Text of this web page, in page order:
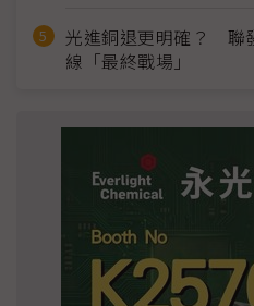
光進銅退更明確？ 聯
線「最終戰場」